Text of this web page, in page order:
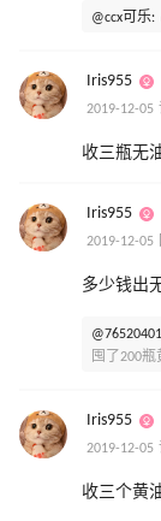
@ccx可乐:
Iris955
2019-12-05
收三瓶无
Iris955
2019-12-05
多少钱出
囤了200瓶
Iris955
2019-12-05
收三个黄